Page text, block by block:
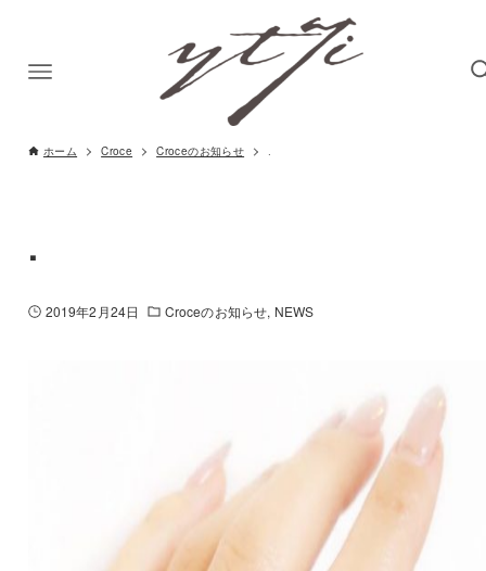
ホーム Croce Croceのお知らせ .
.
2019年2月24日 Croceのお知らせ NEWS